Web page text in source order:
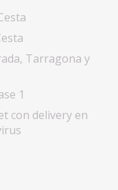
Tarragona y
1
con delivery en